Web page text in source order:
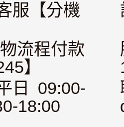
服【分機
流程付款
】
日 09:00-
18:00